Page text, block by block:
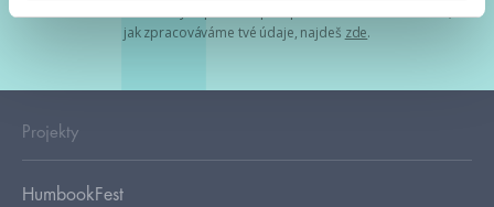
jak zpracováváme tvé údaje, najdeš zde.
Projekty
HumbookFest